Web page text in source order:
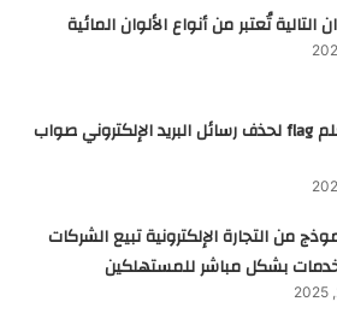
التالية تُعتبر من أنواع الألوان المائية
نستخدم العلم flag لحذف رسائل البريد الإلكتروني صواب
من التجارة الإلكترونية تبيع الشركات
بشكل مباشر للمستهلكين